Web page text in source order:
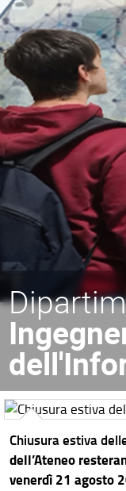
Chiusura estiva
dell’Ateneo
venerdì 21 agosto